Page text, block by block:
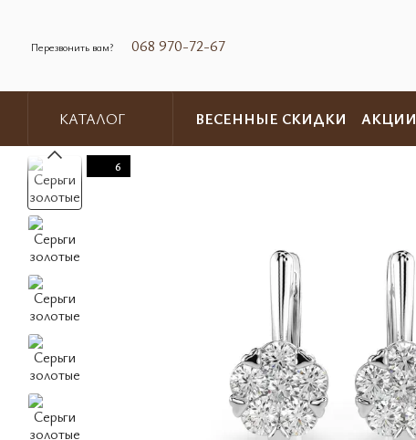
068 970-72-67
Перезвонить вам?
КАТАЛОГ ВЕСЕННЫЕ СКИДКИ АКЦИИ
6